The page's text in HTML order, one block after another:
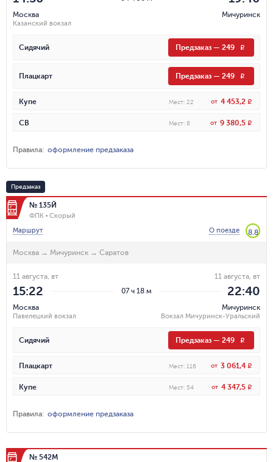
Москва
Казанский вокзал
Мичуринск
Сидячий Предзаказ — 249 R
Плацкарт Предзаказ — 249 R
Купе Мест: 22 от 4 453,2 R
СВ Мест: 8 от 9 380,5 R
Правила: оформление предзаказа
Предзаказ
№ 135Й
ФПК
Скорый
Маршрут
О поезде 8.8
Москва → Мичуринск → Саратов
07 ч 18 м
11 августа, вт
15:22
Москва
Павелецкий вокзал
11 августа, вт
22:40
Мичуринск
Вокзал Мичуринск-Уральский
Сидячий Предзаказ — 249 R
Плацкарт Мест: 116 от 3 061,4 R
Купе Мест: 54 от 4 347,5 R
Правила: оформление предзаказа
№ 542М